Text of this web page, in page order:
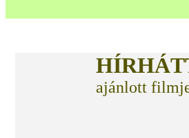
ajánlott